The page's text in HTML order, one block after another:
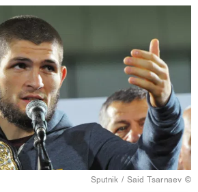
© Sputnik /
Said Tsarnaev